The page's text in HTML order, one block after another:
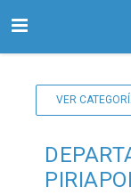
Buscar
Nosotros
VER